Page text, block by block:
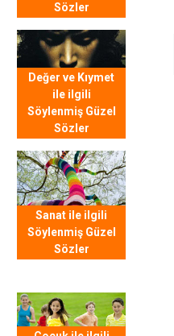
Sözler
Değer ve Kıymet
ile ilgili
Söylenmiş Güzel
Sözler
Sanat ile ilgili
Söylenmiş Güzel
Sözler